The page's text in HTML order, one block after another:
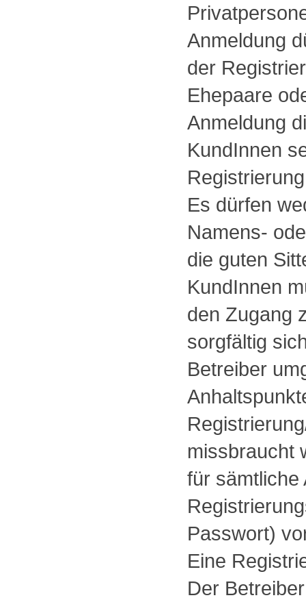
Anmeldung
der
Ehepaare
Anmeldung
KundInnen
Es dürfen
Namens-
die guten
KundInnen
den Zugang
sorgfältig
Betreiber
missbraucht
für sämtliche
Passwort)
Eine
Der